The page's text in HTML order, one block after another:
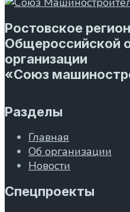
Ростовское
Общероссийской
организации
«Союз
Разделы
Главная
Об организации
Новости
Спецпроекты